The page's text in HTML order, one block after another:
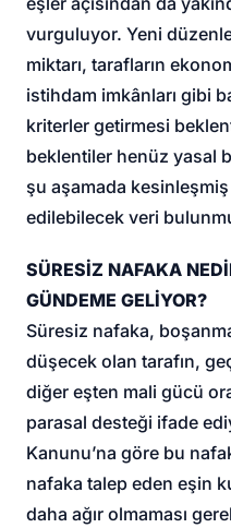
vurguluyor. Yeni
miktarı, tarafların
istihdam imkânları gibi
kriterler getirmesi
beklentiler henüz yasal
şu aşamada
edilebilecek veri
SÜRESİZ NAFAKA
GÜNDEME GELİYOR?
Süresiz nafaka,
düşecek olan tarafın,
diğer eşten mali gücü
parasal desteği ifade
Kanunu’na göre bu
nafaka talep eden eşin
daha ağır olmaması